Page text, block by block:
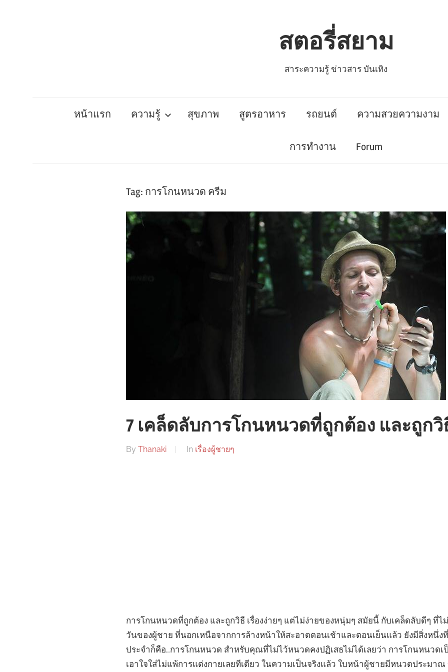
สตอรี่สยาม
สาระความรู้ ข่าวสาร บันเทิง
หน้าแรก ความรู้ สุขภาพ สูตรอาหาร รถยนต์ ความสวยความงาม
การทำงาน Forum
Tag: การโกนหนวด ครีม
7 เคล็ดลับการโกนหนวดที่ถูกต้อง และถูกวิ
By Thanaki In เรื่องผู้ชายๆ
การโกนหนวดที่ถูกต้อง และถูกวิธี เรื่องง่ายๆ แต่ไม่ง่ายของหนุ่มๆ สมัยนี้ กับเคล็ดลับดีๆ ที่
วันของผู้ชาย ที่นอกเหนือจากการล้างหน้าให้สะอาดตอนเช้าและตอนเย็นแล้ว ยังมีสิ่งหนึ่ง
ประจำก็คือ…การโกนหนวด สำหรับคุณที่ไม่ไว้หนวดคงปฏิเสธไม่ได้เลยว่า การโกนหนวดเ
เอาใจใส่ไม่แพ้การแต่งกายเลยทีเดียว ในความเป็นจริงแล้ว ใบหน้าผู้ชายมีหนวดประมาณ